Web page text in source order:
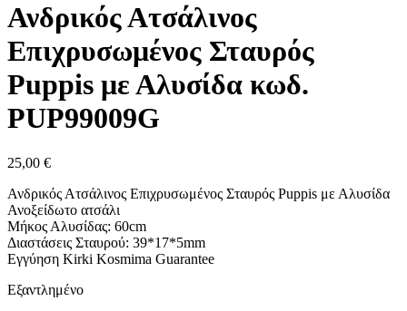
Ανδρικός Ατσάλινος
Επιχρυσωμένος Σταυρός
Puppis με Αλυσίδα κωδ.
PUP99009G
25,00 €
Ανδρικός Ατσάλινος Επιχρυσωμένος Σταυρός Puppis με Αλυσίδα
Ανοξείδωτο ατσάλι
Μήκος Αλυσίδας: 60cm
Διαστάσεις Σταυρού: 39*17*5mm
Εγγύηση Kirki Kosmima Guarantee
Εξαντλημένο